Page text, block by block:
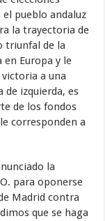
el pueblo andaluz
la trayectoria de
triunfal de la
en Europa y le
a una
de izquierda, es
de los fondos
corresponden a
la
para oponerse
Madrid contra
que se haga